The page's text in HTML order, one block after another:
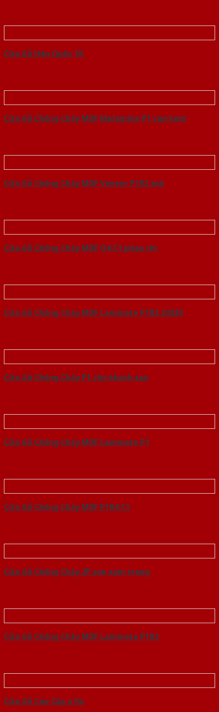
Cửa Gỗ Hàn Quốc 1K
Cửa Gỗ Chống Cháy MDF Melamine P1 van kem
Cửa Gỗ Chống Cháy MDF Veneer P1R2 ash
Cửa Gỗ Chống Cháy MDF O4 C1 phao chi
Cửa Gỗ Chống Cháy MDF Laminate P1R2 23029
Cửa Gỗ Chống Cháy P1 cho khach san
Cửa Gỗ Chống Cháy MDF Laminate P1
Cửa Gỗ Chống Cháy MDF P1R4 C1
Cửa Gỗ Chống Cháy 2P son xam trang
Cửa Gỗ Chống Cháy MDF Laminate P1R2
Cửa Gỗ Cao Cấp o fix